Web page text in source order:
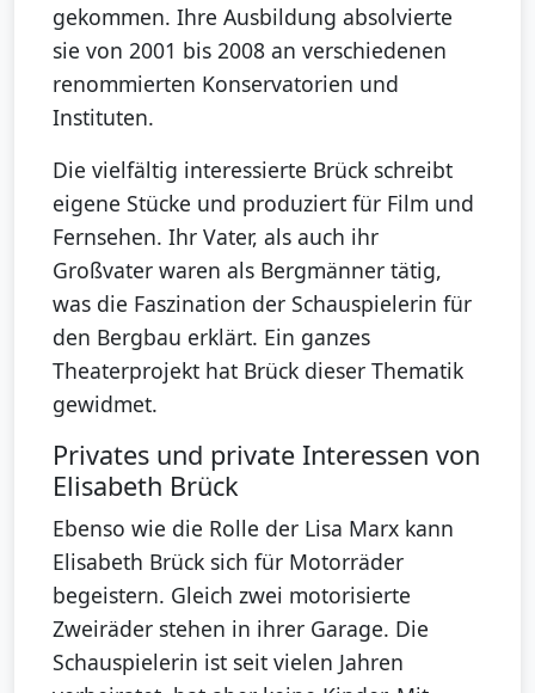
gekommen. Ihre Ausbildung absolvierte
sie von 2001 bis 2008 an verschiedenen
renommierten Konservatorien und
Instituten.
Die vielfältig interessierte Brück schreibt
eigene Stücke und produziert für Film und
Fernsehen. Ihr Vater, als auch ihr
Großvater waren als Bergmänner tätig,
was die Faszination der Schauspielerin für
den Bergbau erklärt. Ein ganzes
Theaterprojekt hat Brück dieser Thematik
gewidmet.
Privates und private Interessen von
Elisabeth Brück
Ebenso wie die Rolle der Lisa Marx kann
Elisabeth Brück sich für Motorräder
begeistern. Gleich zwei motorisierte
Zweiräder stehen in ihrer Garage. Die
Schauspielerin ist seit vielen Jahren